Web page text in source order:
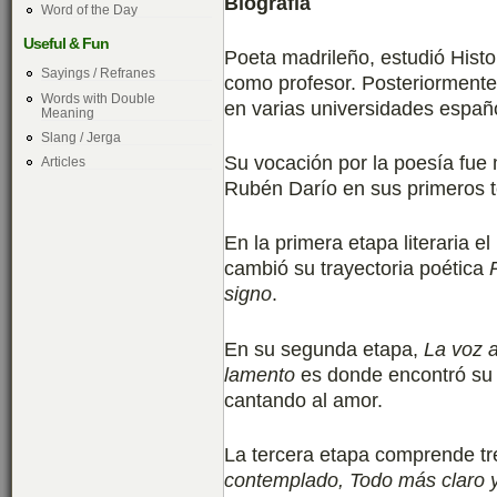
Word of the Day
Useful & Fun
Sayings / Refranes
Words with Double
Meaning
Slang / Jerga
Articles
Poeta madrileño, estudió
como profesor.
en varias universidades
Su vocación por la poesía
Rubén Darío en sus primeros
En la primera etapa literaria
cambió su trayectoria poética
signo.
En su segunda etapa, La voz
lamento es donde encontró
cantando al amor.
La tercera etapa comprende
contemplado, Todo más claro